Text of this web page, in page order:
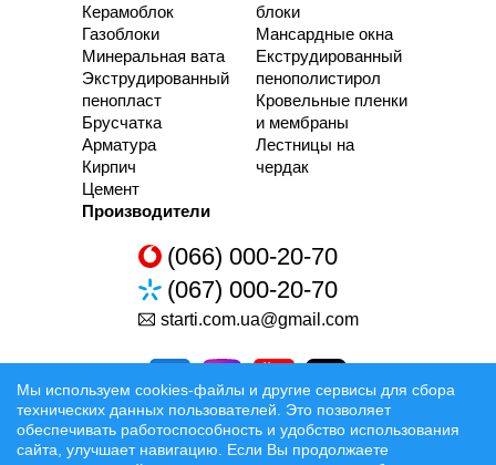
Керамоблок
Газоблоки
Минеральная вата
Экструдированный
пенопласт
Брусчатка
Арматура
Кирпич
Цемент
блоки
Мансардные окна
Екструдированный
пенополистирол
Кровельные пленки
и мембраны
Лестницы на
чердак
Производители
(066) 000-20-70
(067) 000-20-70
starti.com.ua@gmail.com
Мы используем cookies-файлы и другие сервисы для сбора
технических данных пользователей. Это позволяет
обеспечивать работоспособность и удобство использования
сайта, улучшает навигацию. Если Вы продолжаете